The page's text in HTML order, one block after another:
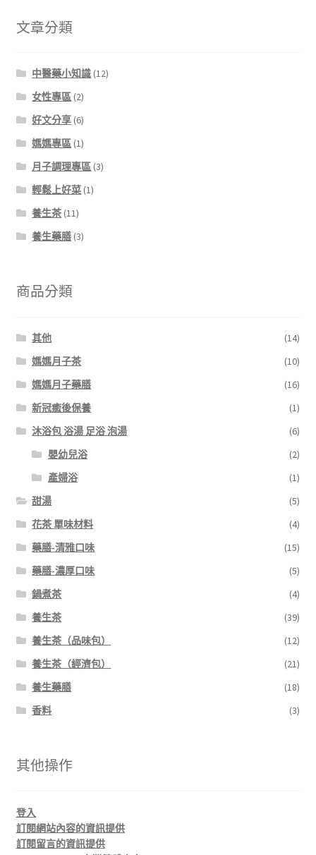
文章分類
中醫藥小知識 (12)
女性專區 (2)
好文分享 (6)
媽媽專區 (1)
月子調理專區 (3)
輕鬆上好菜 (1)
養生茶 (11)
養生藥膳 (3)
商品分類
其他
(14)
媽媽月子茶
(10)
媽媽月子藥膳
(16)
新冠癒後保養
(1)
沐浴包 浴湯 足浴 泡湯
(6)
嬰幼兒浴
(2)
產婦浴
(1)
甜湯
(5)
花茶 單味材料
(4)
藥膳-清雅口味
(15)
藥膳-濃厚口味
(5)
鍋煮茶
(4)
養生茶
(39)
養生茶（品味包）
(12)
養生茶（經濟包）
(21)
養生藥膳
(18)
香料
(3)
其他操作
登入
訂閱網站內容的資訊提供
訂閱留言的資訊提供